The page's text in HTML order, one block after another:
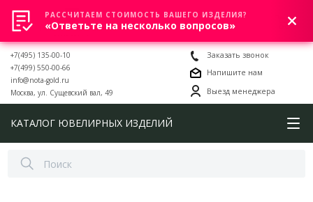
0
+7(495) 135-00-10
+7(499) 550-00-66
info@nota-gold.ru
Москва, ул. Сущевский вал, 49
Заказать звонок
Напишите нам
Выезд менеджера
КАТАЛОГ ЮВЕЛИРНЫХ ИЗДЕЛИЙ
РАССЧИТАЕМ СТОИМОСТЬ ВАШЕГО ИЗДЕЛИЯ?
«Ответьте на несколько вопросов»